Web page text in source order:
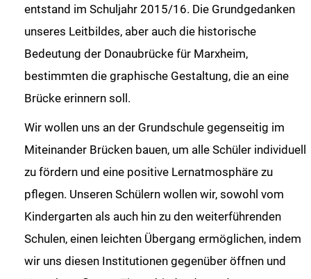
entstand im Schuljahr 2015/16. Die Grundgedanken
unseres Leitbildes, aber auch die historische
Bedeutung der Donaubrücke für Marxheim,
bestimmten die graphische Gestaltung, die an eine
Brücke erinnern soll.
Wir wollen uns an der Grundschule gegenseitig im
Miteinander Brücken bauen, um alle Schüler individuell
zu fördern und eine positive Lernatmosphäre zu
pflegen. Unseren Schülern wollen wir, sowohl vom
Kindergarten als auch hin zu den weiterführenden
Schulen, einen leichten Übergang ermöglichen, indem
wir uns diesen Institutionen gegenüber öffnen und